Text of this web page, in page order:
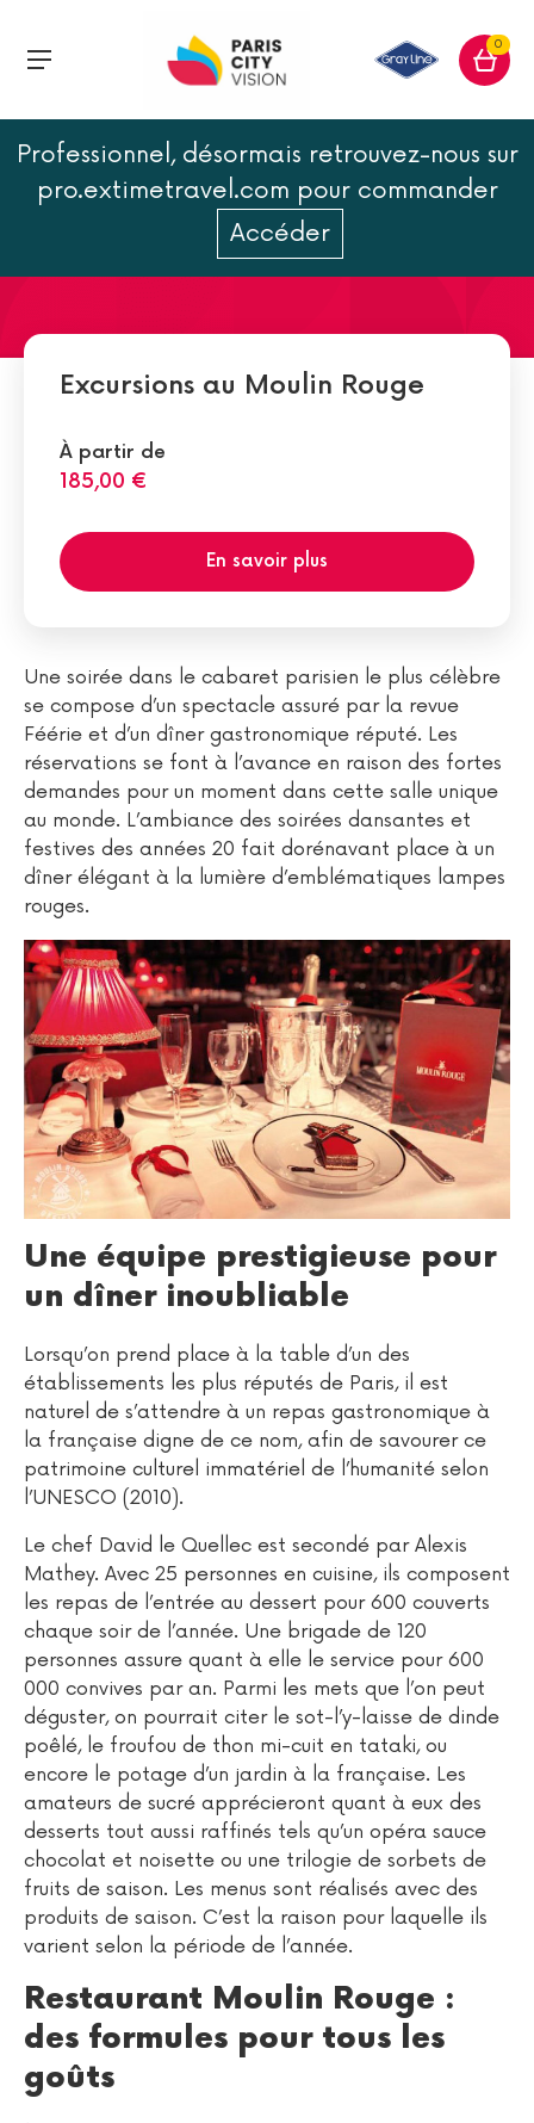
0
Professionnel, désormais retrouvez-nous sur
pro.extimetravel.com pour commander
Accéder
Les dîners au restaurant du
Moulin Rouge
Excursions au Moulin Rouge
À partir de
185,00 €
En savoir plus
Une soirée dans le cabaret parisien le plus célèbre
se compose d’un spectacle assuré par la revue
Féérie et d’un dîner gastronomique réputé. Les
réservations se font à l’avance en raison des fortes
demandes pour un moment dans cette salle unique
au monde. L’ambiance des soirées dansantes et
festives des années 20 fait dorénavant place à un
dîner élégant à la lumière d’emblématiques lampes
rouges.
Une équipe prestigieuse pour
un dîner inoubliable
Lorsqu’on prend place à la table d’un des
établissements les plus réputés de Paris, il est
naturel de s’attendre à un repas gastronomique à
la française digne de ce nom, afin de savourer ce
patrimoine culturel immatériel de l’humanité selon
l’UNESCO (2010).
Le chef David le Quellec est secondé par Alexis
Mathey. Avec 25 personnes en cuisine, ils composent
les repas de l’entrée au dessert pour 600 couverts
chaque soir de l’année. Une brigade de 120
personnes assure quant à elle le service pour 600
000 convives par an. Parmi les mets que l’on peut
déguster, on pourrait citer le sot-l’y-laisse de dinde
poêlé, le froufou de thon mi-cuit en tataki, ou
encore le potage d’un jardin à la française. Les
amateurs de sucré apprécieront quant à eux des
desserts tout aussi raffinés tels qu’un opéra sauce
chocolat et noisette ou une trilogie de sorbets de
fruits de saison. Les menus sont réalisés avec des
produits de saison. C’est la raison pour laquelle ils
varient selon la période de l’année.
Restaurant Moulin Rouge :
des formules pour tous les
goûts